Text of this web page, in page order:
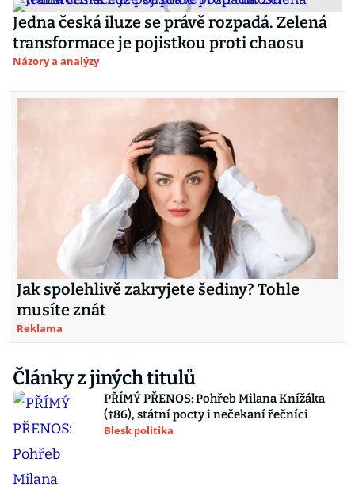
Jedna česká iluze se právě rozpadá. Zelená
transformace je pojistkou proti chaosu
Názory a analýzy
Jak spolehlivě zakryjete šediny? Tohle
musíte znát
Reklama
Články z jiných titulů
PŘÍMÝ PŘENOS: Pohřeb Milana Knížáka
(†86), státní pocty i nečekaní řečníci
Blesk politika